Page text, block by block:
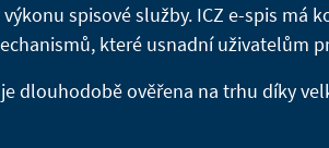
spisové služby. ICZ e-spis má
které usnadní uživatelům
dlouhodobě ověřena na trhu díky